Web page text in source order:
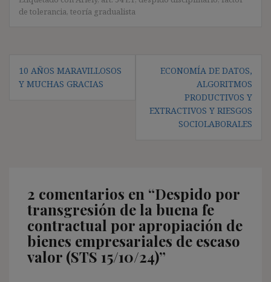
de tolerancia, teoría gradualista
Navegación
de
10 AÑOS MARAVILLOSOS
Y MUCHAS GRACIAS
ECONOMÍA DE DATOS,
ALGORITMOS
PRODUCTIVOS Y
EXTRACTIVOS Y RIESGOS
SOCIOLABORALES
2 comentarios en “Despido por
transgresión de la buena fe
contractual por apropiación de
bienes empresariales de escaso
valor (STS 15/10/24)”